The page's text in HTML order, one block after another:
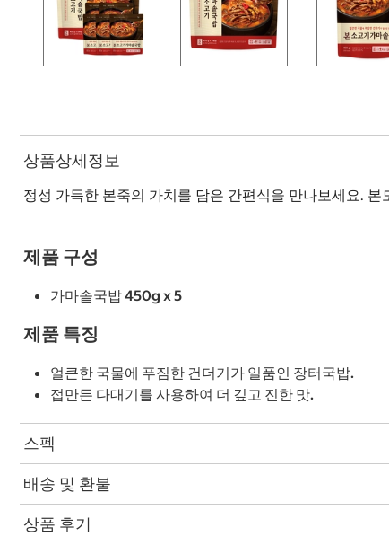
상품상세정보
정성 가득한 본죽의 가치를 담은 간편식을 만나보세요.
제품 구성
가마솥국밥 450g x 5
제품 특징
얼큰한 국물에 푸짐한 건더기가 일품인 장터국밥.
접만든 다대기를 사용하여 더 깊고 진한 맛.
스펙
배송 및 환불
상품 후기